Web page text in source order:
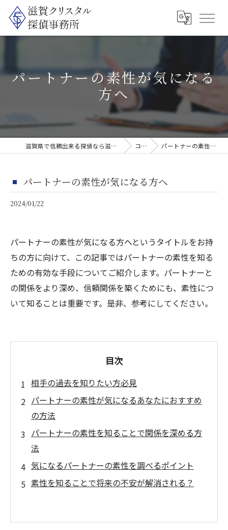
パートナーの素性が気になる
方へ
滋賀県で信頼出来る探偵なら滋賀クリスタル探偵事務所 コラム パートナーの素性が気になる方へ
パートナーの素性が気になる方へ
2024/01/22
パートナーの素性が気になる方へというタイトルをお持
ちの方に向けて、この記事ではパートナーの素性を知る
ための有効な手段についてご紹介します。パートナーと
の関係をより深め、信頼関係を築くためにも、素性につ
いて知ることは重要です。是非、参考にしてください。
目次
相手の過去を知りたい方必見
パートナーの素性が気になるあなたにおすすめ
の方法
パートナーの素性を知ることで関係を深める方
法
気になるパートナーの素性を調べるポイント
素性を知ることで将来の不安が解消される？